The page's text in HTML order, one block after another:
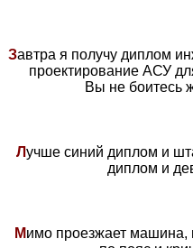
Завтра я получу диплом
проектирование АСУ
Вы не боитесь
Лучше синий диплом и
диплом и
Мимо проезжает машина,